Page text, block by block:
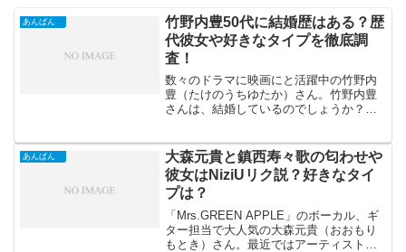
あんぱん
竹野内豊50代に結婚歴はある？歴
代彼女や好きなタイプを徹底調
査！
数々のドラマに映画にと活躍中の竹野内
豊（たけのうちゆたか）さん。竹野内豊
さんは、結婚しているのでしょうか？歴
な恋愛遍歴をお持ちなのでしょうか。彼
の人生に迫っていきましょ...
あんぱん
大森元貴と鎮西寿々歌の匂わせや
彼女はNiziUリク説？好きなタイ
プは？
「Mrs.GREEN APPLE」のボーカル、ギ
ター担当で大人気の大森元貴（おおもり
もとき）さん。最近ではアーティストに